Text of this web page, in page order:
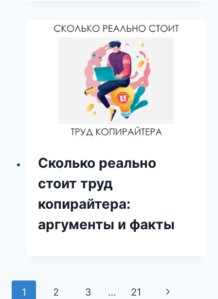
Сколько реально
стоит труд
копирайтера:
аргументы и факты
Навигация
1 2 3 … 21